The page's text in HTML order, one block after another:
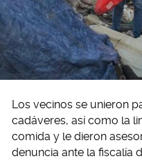
Los vecinos se unieron
cadáveres, así como la
comida y le dieron
denuncia ante la fiscalía